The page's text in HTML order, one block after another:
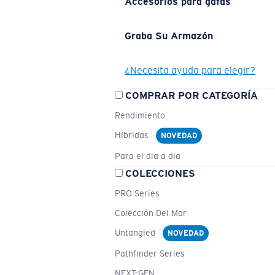
Graba Su Armazón
¿Necesita ayuda para elegir?
COMPRAR POR CATEGORÍA
Rendimiento
Híbridas
NOVEDAD
Para el dia a dia
COLECCIONES
PRO Series
Colección Del Mar
Untangled
NOVEDAD
Pathfinder Series